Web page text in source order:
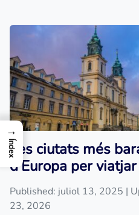
Les ciutats més
d'Europa per
Published: juliol 13, 2025 |
23, 2026
→
Índex